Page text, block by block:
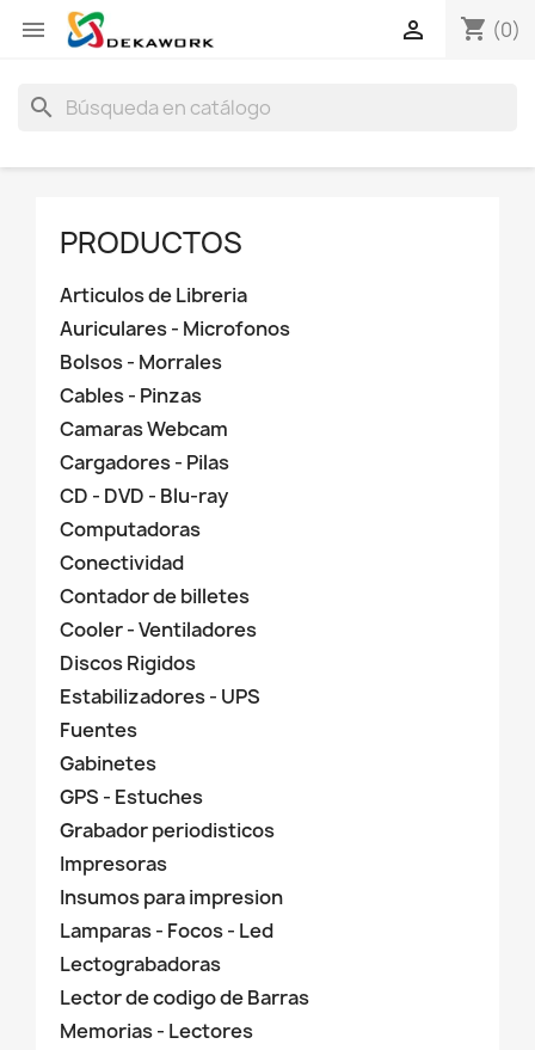
 shopping_cart (0)

search
PRODUCTOS
Articulos de Libreria
Auriculares - Microfonos
Bolsos - Morrales
Cables - Pinzas
Camaras Webcam
Cargadores - Pilas
CD - DVD - Blu-ray
Computadoras
Conectividad
Contador de billetes
Cooler - Ventiladores
Discos Rigidos
Estabilizadores - UPS
Fuentes
Gabinetes
GPS - Estuches
Grabador periodisticos
Impresoras
Insumos para impresion
Lamparas - Focos - Led
Lectograbadoras
Lector de codigo de Barras
Memorias - Lectores